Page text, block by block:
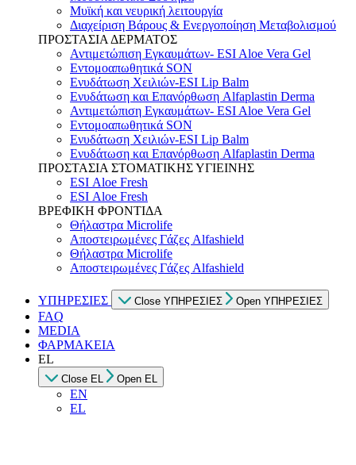
Μυϊκή και νευρική λειτουργία
Διαχείριση Βάρους & Ενεργοποίηση Μεταβολισμού
ΠΡΟΣΤΑΣΙΑ ΔΕΡΜΑΤΟΣ
Αντιμετώπιση Εγκαυμάτων- ESI Aloe Vera Gel
Εντομοαπωθητικά SON
Ενυδάτωση Χειλιών-ESI Lip Balm
Ενυδάτωση και Επανόρθωση Alfaplastin Derma
Αντιμετώπιση Εγκαυμάτων- ESI Aloe Vera Gel
Εντομοαπωθητικά SON
Ενυδάτωση Χειλιών-ESI Lip Balm
Ενυδάτωση και Επανόρθωση Alfaplastin Derma
ΠΡΟΣΤΑΣΙΑ ΣΤΟΜΑΤΙΚΗΣ ΥΓΙΕΙΝΗΣ
ESI Αloe Fresh
ESI Αloe Fresh
ΒΡΕΦΙΚΗ ΦΡΟΝΤΙΔΑ
Θήλαστρα Microlife
Αποστειρωμένες Γάζες Alfashield
Θήλαστρα Microlife
Αποστειρωμένες Γάζες Alfashield
ΥΠΗΡΕΣΙΕΣ Close ΥΠΗΡΕΣΙΕΣ Open ΥΠΗΡΕΣΙΕΣ
FAQ
MEDIA
ΦΑΡΜΑΚΕΙΑ
EL
Close EL Open EL
EN
EL